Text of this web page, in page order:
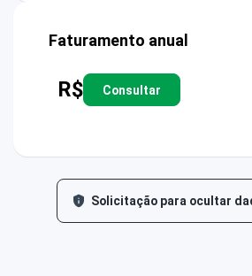
Faturamento anual
R$ Consultar
Solicitação para ocultar